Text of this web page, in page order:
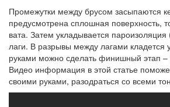
Промежутки между брусом засыпаются
предусмотрена сплошная поверхность,
вата. Затем укладывается
лаги. В разрывы между лагами кладется
руками можно сделать финишный этап –
Видео информация в этой статье
своими руками, разодраться со всеми